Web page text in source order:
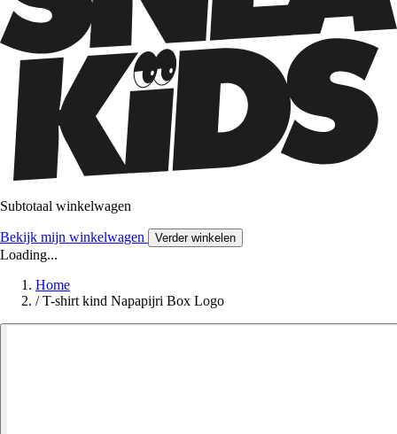
Subtotaal winkelwagen
Bekijk mijn winkelwagen Verder winkelen
Loading...
Home
/ T-shirt kind Napapijri Box Logo